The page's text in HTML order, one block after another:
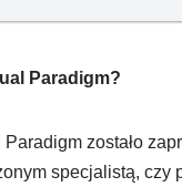
Paradigm?
zostało
specjalistą, czy